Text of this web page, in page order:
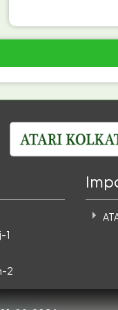
ବାଇଗଣ,
ଅନୁକୂଳ ସମୟ
ସେପ୍ଟେମ୍ବର
ହୋଇଥିବାରୁ
କିସମ ଏକର
ବର୍ଷା ଦିନିଆ
1
2